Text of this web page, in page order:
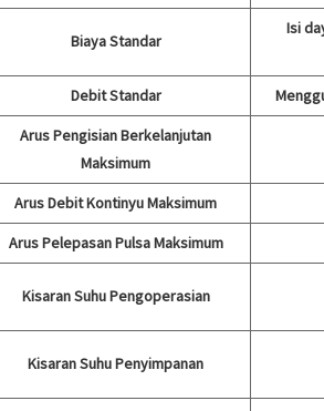
Biaya Standar
Isi
Debit Standar
Arus Pengisian Berkelanjutan
Maksimum
Arus Debit Kontinyu Maksimum
Arus Pelepasan Pulsa Maksimum
Kisaran Suhu Pengoperasian
Kisaran Suhu Penyimpanan